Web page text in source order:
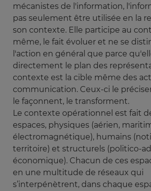
mécanistes de l'information,
pas seulement être utilisée en la
son contexte. Elle participe au
même, le fait évoluer et ne se
l'action en général que parce
directement le plan des
contexte est la cible même des
communication. Ceux-ci le
le façonnent, le transforment.
Le contexte opérationnel est fait
espaces, physiques (aérien,
électromagnétique), humains
territoire) et structurels (politico-
économique). Chacun de ces
en une multitude de réseaux qui
s’interpénètrent, dans chaque